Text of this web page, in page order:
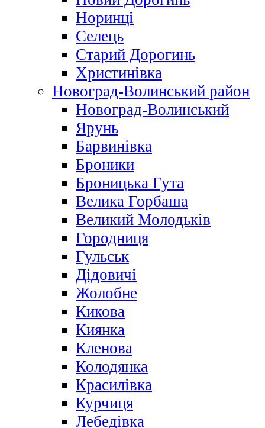
Норинці
Селець
Старий Дорогинь
Христинівка
Новоград-Волинський район
Новоград-Волинський
Ярунь
Барвинівка
Броники
Броницька Гута
Велика Горбаша
Великий Молодьків
Городниця
Гульськ
Дідовичі
Жолобне
Кикова
Киянка
Кленова
Колодянка
Красилівка
Курчиця
Лебедівка